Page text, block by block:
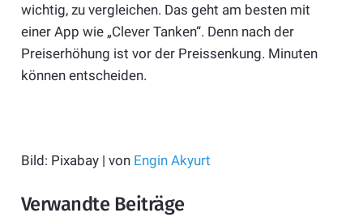
wichtig, zu vergleichen. Das geht am besten mit
einer App wie „Clever Tanken“. Denn nach der
Preiserhöhung ist vor der Preissenkung. Minuten
können entscheiden.
Bild: Pixabay | von Engin Akyurt
Verwandte Beiträge